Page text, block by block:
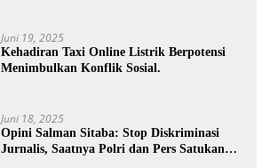
Juni 19, 2025
Kehadiran Taxi Online Listrik Berpotensi
Menimbulkan Konflik Sosial.
Juni 18, 2025
Opini Salman Sitaba: Stop Diskriminasi
Jurnalis, Saatnya Polri dan Pers Satukan